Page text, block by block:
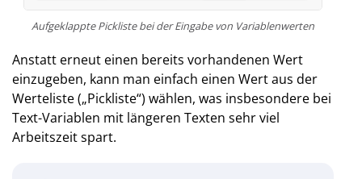
Aufgeklappte Pickliste bei der Eingabe von Variablenwerten
Anstatt erneut einen bereits vorhandenen Wert
einzugeben, kann man einfach einen Wert aus der
Werteliste („Pickliste“) wählen, was insbesondere bei
Text-Variablen mit längeren Texten sehr viel
Arbeitszeit spart.